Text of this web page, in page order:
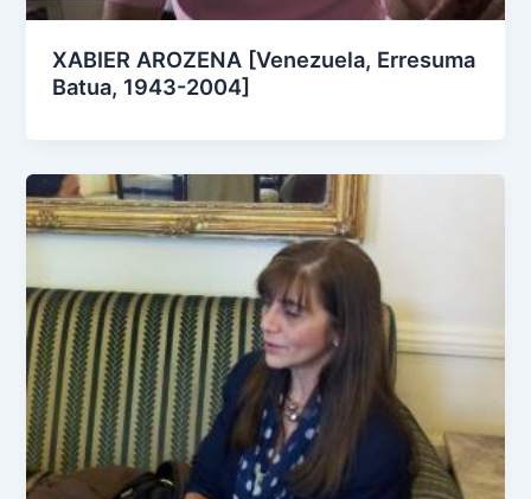
XABIER AROZENA [Venezuela, Erresuma
Batua, 1943-2004]